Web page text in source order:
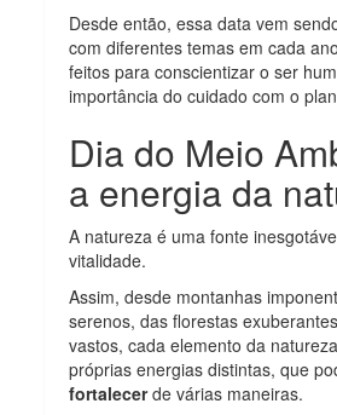
Desde então, essa data vem
com diferentes temas em cada
feitos para conscientizar o ser
importância do cuidado com o
Dia do Meio
a energia da
A natureza é uma fonte
vitalidade.
Assim, desde montanhas
serenos, das florestas
vastos, cada elemento da
próprias energias distintas, que
fortalecerde várias maneiras.